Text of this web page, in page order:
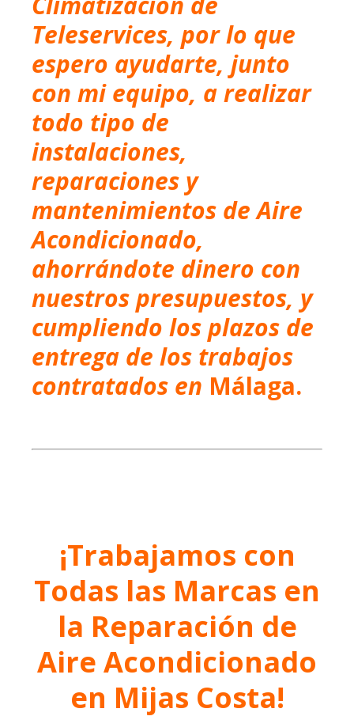
Teleservices, por lo que
espero ayudarte, junto
con mi equipo, a realizar
todo tipo de
instalaciones,
reparaciones y
mantenimientos de Aire
Acondicionado,
ahorrándote dinero con
nuestros presupuestos, y
cumpliendo los plazos de
entrega de los trabajos
contratados en Málaga.
¡Trabajamos con
Todas las Marcas en
la Reparación de
Aire Acondicionado
en Mijas Costa!